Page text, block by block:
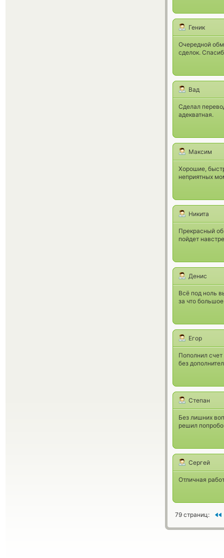
Геник
Очередной
сделок.
Вад
Сделал
адекватная.
Максим
Хорошие,
неприятных
Никита
Прекрасный
пойдет
Денис
Всё под ноль
за что
Егор
Пополнил
без
Степан
Без лишних
решил
Сергей
Отличная
79 страниц: